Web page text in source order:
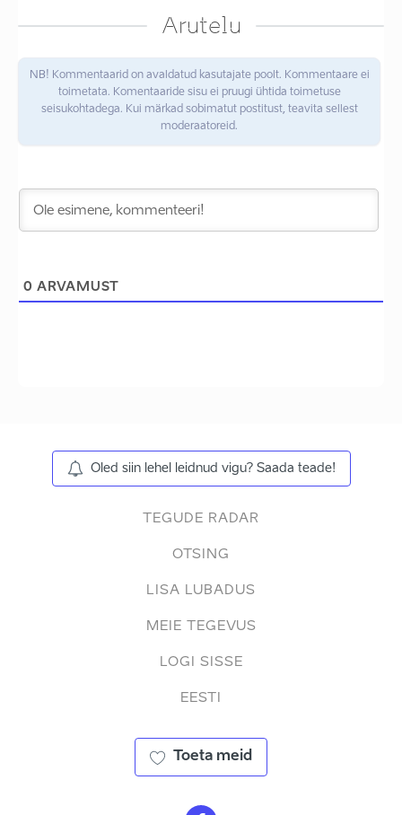
Arutelu
NB! Kommentaarid on avaldatud kasutajate poolt. Kommentaare ei
toimetata. Komentaaride sisu ei pruugi ühtida toimetuse
seisukohtadega. Kui märkad sobimatut postitust, teavita sellest
moderaatoreid.
0 ARVAMUST
Oled siin lehel leidnud vigu? Saada teade!
TEGUDE RADAR
OTSING
LISA LUBADUS
MEIE TEGEVUS
LOGI SISSE
EESTI
Toeta meid